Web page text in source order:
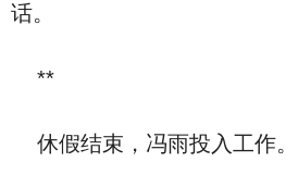
话。
**
休假结束，冯雨投入工作。